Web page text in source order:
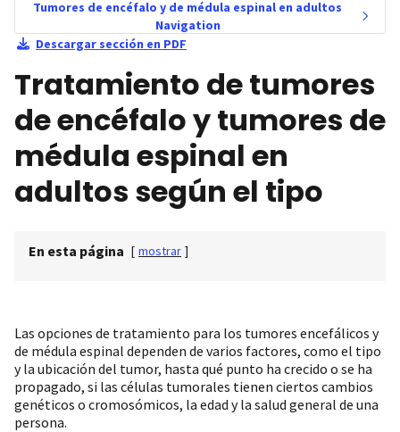
Tumores de encéfalo y de médula espinal en adultos
Navigation
Descargar sección en PDF
Tratamiento de tumores
de encéfalo y tumores de
médula espinal en
adultos según el tipo
En esta página [ mostrar ]
Las opciones de tratamiento para los tumores encefálicos y
de médula espinal dependen de varios factores, como el tipo
y la ubicación del tumor, hasta qué punto ha crecido o se ha
propagado, si las células tumorales tienen ciertos cambios
genéticos o cromosómicos, la edad y la salud general de una
persona.